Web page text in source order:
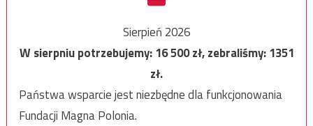
Sierpień 2026
W sierpniu potrzebujemy:16 500zł, zebraliśmy:1351
zł.
Państwa wsparcie jest niezbędne dla funkcjonowania
Fundacji Magna Polonia.